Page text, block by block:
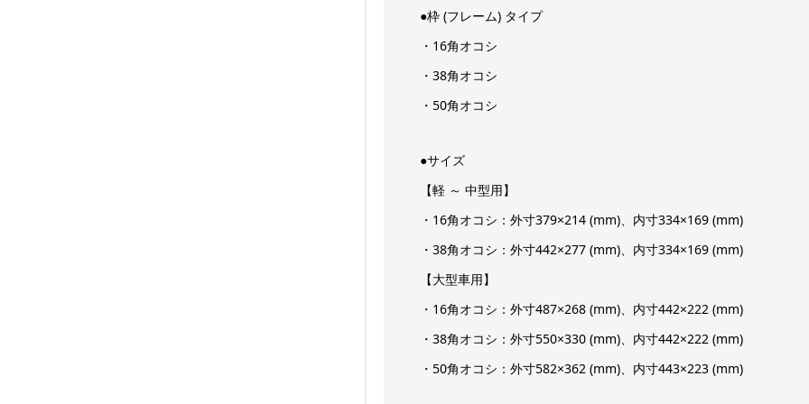
●枠 (フレーム) タイプ
・16角オコシ
・38角オコシ
・50角オコシ
●サイズ
【軽 ～ 中型用】
・16角オコシ：外寸379×214 (mm)、内寸334×169 (mm)
・38角オコシ：外寸442×277 (mm)、内寸334×169 (mm)
【大型車用】
・16角オコシ：外寸487×268 (mm)、内寸442×222 (mm)
・38角オコシ：外寸550×330 (mm)、内寸442×222 (mm)
・50角オコシ：外寸582×362 (mm)、内寸443×223 (mm)